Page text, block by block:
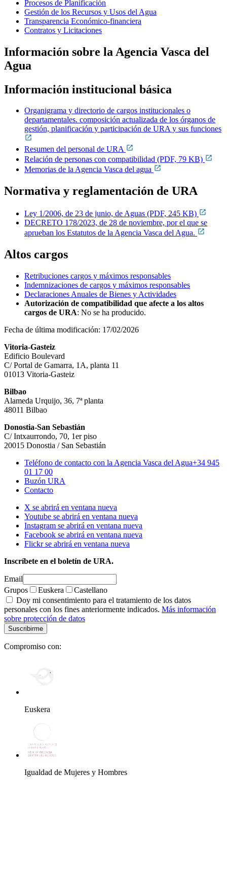
Procesos de Planificación
Gestión de los Recursos y Usos del Agua
Transparencia Económico-financiera
Contratos y Licitaciones
Información sobre la Agencia Vasca del
Agua
Información institucional básica
Organigrama y directorio de cargos institucionales o
departamentales. composición actualizada de los órganos de
gestión, planificación y participación de URA y sus funciones
Resumen del personal de URA
Relación de personas con compatibilidad (PDF, 79 KB)
Memorias de la Agencia Vasca del agua
Normativa y reglamentación de URA
Ley 1/2006, de 23 de junio, de Aguas (PDF, 245 KB)
DECRETO 178/2023, de 28 de noviembre, por el que se
aprueban los Estatutos de la Agencia Vasca del Agua.
Altos cargos
Retribuciones cargos y máximos responsables
Indemnizaciones de cargos y máximos responsables
Declaraciones Anuales de Bienes y Actividades
Autorización de compatibilidad que afecte a los altos
cargos de URA: No se ha producido.
Fecha de última modificación: 17/02/2026
Vitoria-Gasteiz
Edificio Boulevard
C/ Portal de Gamarra, 1A, planta 11
01013 Vitoria-Gasteiz
Bilbao
Alameda Urquijo, 36, 7ª planta
48011 Bilbao
Donostia-San Sebastián
C/ Intxaurrondo, 70, 1er piso
20015 Donostia / San Sebastián
Teléfono de contacto con la Agencia Vasca del Agua+34 945
01 17 00
Buzón URA
Contacto
X se abrirá en ventana nueva
Youtube se abrirá en ventana nueva
Instagram se abrirá en ventana nueva
Facebook se abrirá en ventana nueva
Flickr se abrirá en ventana nueva
Inscríbete en el boletín de URA.
Email
Grupos
Euskera
Castellano
Doy mi consentimiento para el tratamiento de los datos
personales con los fines anteriormente indicados. Más información
sobre protección de datos
Compromiso con:
Euskera
Igualdad de Mujeres y Hombres